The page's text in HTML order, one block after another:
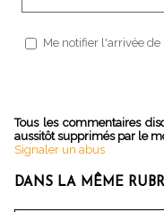
Me notifier l'arrivée
Tous les commentaires
aussitôt supprimés par le
Signaler un abus
DANS LA MÊME